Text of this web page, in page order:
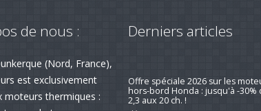
de nous :
(Nord, France),
est exclusivement
moteurs thermiques :
Derniers articles
19-nov-2025